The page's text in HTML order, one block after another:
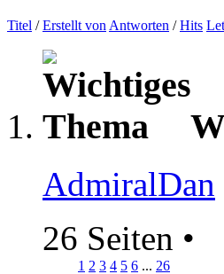
Titel /Erstellt von Antworten /Hits
AdmiralDan
26 Seiten •
1 2 3 4 5 6 ... 26